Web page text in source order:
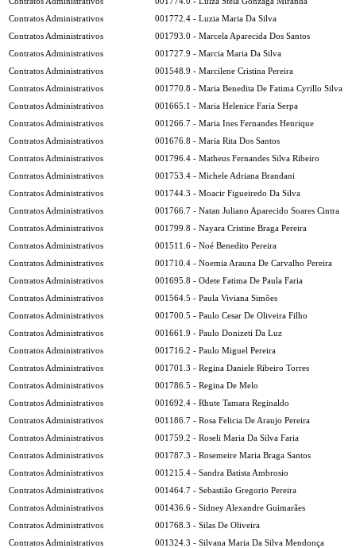
Contratos Administrativos
001772.4 - Luzia Maria Da Silva
Contratos Administrativos
001793.0 - Marcela Aparecida Dos Santos
Contratos Administrativos
001727.9 - Marcia Maria Da Silva
Contratos Administrativos
001548.9 - Marcilene Cristina Pereira
Contratos Administrativos
001770.8 - Maria Benedita De Fatima Cyrillo Silva
Contratos Administrativos
001665.1 - Maria Helenice Faria Serpa
Contratos Administrativos
001266.7 - Maria Ines Fernandes Henrique
Contratos Administrativos
001676.8 - Maria Rita Dos Santos
Contratos Administrativos
001796.4 - Matheus Fernandes Silva Ribeiro
Contratos Administrativos
001753.4 - Michele Adriana Brandani
Contratos Administrativos
001744.3 - Moacir Figueiredo Da Silva
Contratos Administrativos
001766.7 - Natan Juliano Aparecido Soares Cintra
Contratos Administrativos
001799.8 - Nayara Cristine Braga Pereira
Contratos Administrativos
001511.6 - Noé Benedito Pereira
Contratos Administrativos
001710.4 - Noemia Arauna De Carvalho Pereira
Contratos Administrativos
001695.8 - Odete Fatima De Paula Faria
Contratos Administrativos
001564.5 - Paula Viviana Simões
Contratos Administrativos
001700.5 - Paulo Cesar De Oliveira Filho
Contratos Administrativos
001661.9 - Paulo Donizeti Da Luz
Contratos Administrativos
001716.2 - Paulo Miguel Pereira
Contratos Administrativos
001701.3 - Regina Daniele Ribeiro Torres
Contratos Administrativos
001786.5 - Regina De Melo
Contratos Administrativos
001692.4 - Rhute Tamara Reginaldo
Contratos Administrativos
001186.7 - Rosa Felicia De Araujo Pereira
Contratos Administrativos
001759.2 - Roseli Maria Da Silva Faria
Contratos Administrativos
001787.3 - Rosemeire Maria Braga Santos
Contratos Administrativos
001215.4 - Sandra Batista Ambrosio
Contratos Administrativos
001464.7 - Sebastião Gregorio Pereira
Contratos Administrativos
001436.6 - Sidney Alexandre Guimarães
Contratos Administrativos
001768.3 - Silas De Oliveira
Contratos Administrativos
001324.3 - Silvana Maria Da Silva Mendonça